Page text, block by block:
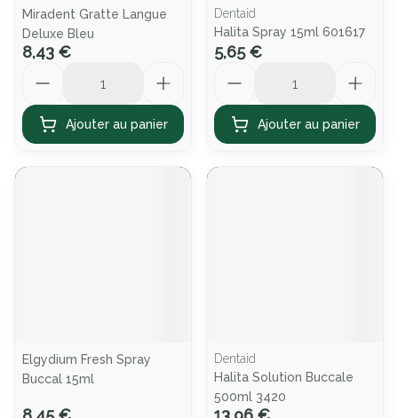
Miradent Gratte Langue
Deluxe Bleu
8,43 €
Ajouter au panier
Dentaid
Halita Spray 15ml 601617
5,65 €
Ajouter au panier
Elgydium Fresh Spray
Buccal 15ml
Dentaid
Halita Solution Buccale
500ml 3420